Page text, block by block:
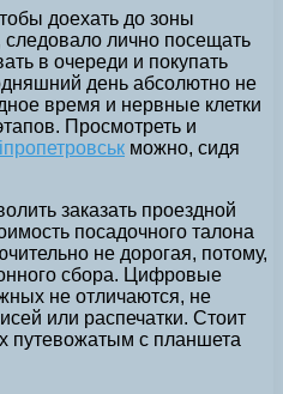
доехать до зоны
лично посещать
в очереди и покупать
день абсолютно не
время и нервные клетки
Просмотреть и
можно, сидя
заказать проездной
посадочного талона
не дорогая, потому,
сбора. Цифровые
не отличаются, не
или распечатки. Стоит
путевожатым с планшета